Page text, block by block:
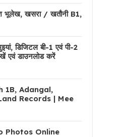
भूलेख, खसरा / खतौनी B1,
डिजिटल बी-1 एवं पी-2
एवं डाउनलोड करें
1B, Adangal,
Records | Mee
Photos Online